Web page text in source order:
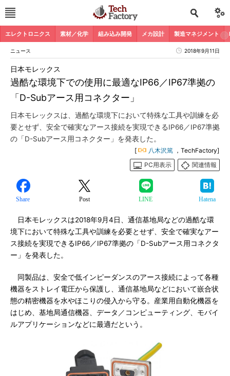
エレクトロニクス 素材／化学 組み込み開発 メカ設計 製造マネジメント
ニュース 2018年9月11日
過酷な環境下での使用に最適なIP66／IP67準拠の
「D-Subアース用コネクター」
日本モレックス
日本モレックスは、過酷な環境下において特殊な工具や訓練を必
要とせず、安全で確実なアース接続を実現できるIP66／IP67準拠
の「D-Subアース用コネクター」を発表した。
[ 八木沢篤 ，TechFactory]
PC用表示
関連情報
Share Post LINE Hatena
日本モレックスは2018年9月4日、通信基地局などの過酷な環
境下において特殊な工具や訓練を必要とせず、安全で確実なアー
ス接続を実現できるIP66／IP67準拠の「D-Subアース用コネクタ
ー」を発表した。
同製品は、安全で低インピーダンスのアース接続によって各種
機器をストレイ電圧から保護し、通信基地局などにおいて嵌合状
態の精密機器を水やほこりの侵入から守る。産業用自動化機器を
はじめ、基地局通信機器、データ／コンピューティング、モバイ
ルアプリケーションなどに最適だという。